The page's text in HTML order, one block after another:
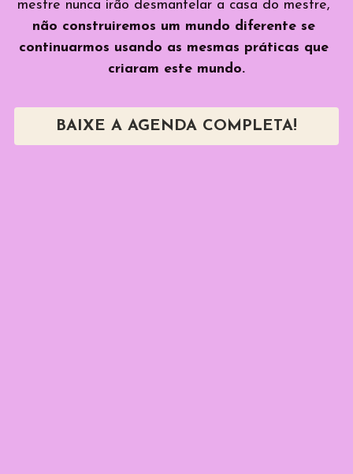
não construiremos um mundo diferente se
continuarmos usando as mesmas práticas que
criaram este mundo.
BAIXE A AGENDA COMPLETA!